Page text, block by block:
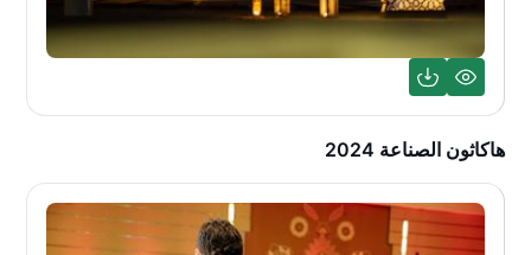
هاكاثون الصناعة 2024